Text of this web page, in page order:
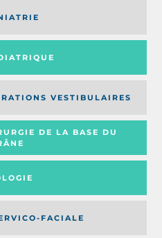
VESTIBULAIRES
DE LA BASE DU
FACIALE